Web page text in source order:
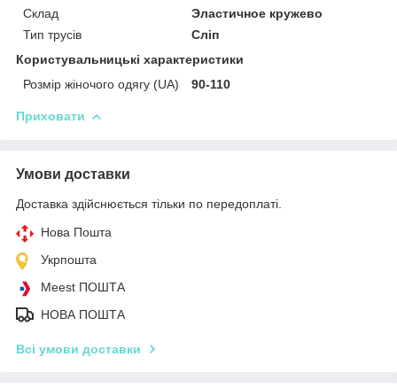
Склад
Эластичное кружево
Тип трусів
Сліп
Користувальницькі характеристики
Розмір жіночого одягу (UA)
90-110
Приховати
Умови доставки
Доставка здійснюється тільки по передоплаті.
Нова Пошта
Укрпошта
Meest ПОШТА
НОВА ПОШТА
Всі умови доставки